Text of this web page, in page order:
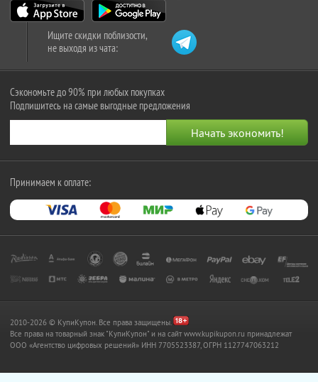
Ищите скидки поблизости,
не выходя из чата:
Сэкономьте до 90% при любых покупках
Подпишитесь на самые выгодные предложения
Принимаем к оплате:
2010-2026 © КупиКупон. Все права защищены.
Все права на товарный знак "КупиКупон" и на сайт www.kupikupon.ru принадлежат
OOO «Агентство цифровых решений» ИНН 7705523387, ОГРН 1127747063212